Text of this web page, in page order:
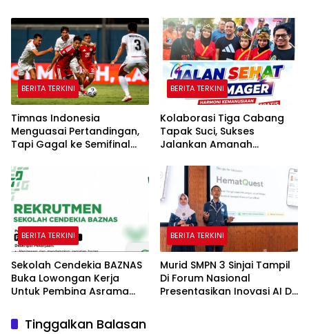
BERITA TERKINI
Timnas Indonesia
Menguasai Pertandingan,
Tapi Gagal ke Semifinal
BERITA TERKINI
Kolaborasi Tiga Cabang
Tapak Suci, Sukses
Jalankan Amanah
Gubernur Sulawesi Selatan
BERITA TERKINI
Sekolah Cendekia BAZNAS
Buka Lowongan Kerja
Untuk Pembina Asrama
BERITA TERKINI
Murid SMPN 3 Sinjai Tampil
Di Forum Nasional
Presentasikan Inovasi AI Di
Tinggalkan Balasan